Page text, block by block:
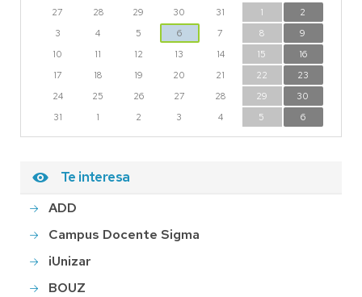
27
28 29 30 31 1
2
3
4 5 6 7 8
9
10
11 12 13 14 15
16
17
18 19 20 21 22
23
24
25 26 27 28 29
30
31
1 2 3 4 5 6
Te interesa
ADD
Campus Docente Sigma
iUnizar
BOUZ